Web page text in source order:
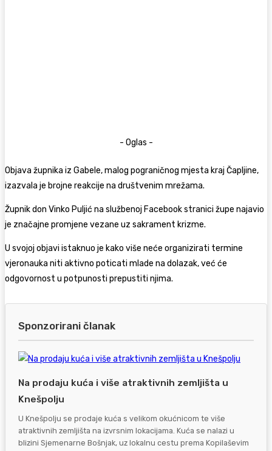
- Oglas -
Objava župnika iz Gabele, malog pograničnog mjesta kraj Čapljine,
izazvala je brojne reakcije na društvenim mrežama.
Župnik don Vinko Puljić na službenoj Facebook stranici župe najavio
je značajne promjene vezane uz sakrament krizme.
U svojoj objavi istaknuo je kako više neće organizirati termine
vjeronauka niti aktivno poticati mlade na dolazak, već će
odgovornost u potpunosti prepustiti njima.
Sponzorirani članak
Na prodaju kuća i više atraktivnih zemljišta u
Knešpolju
U Knešpolju se prodaje kuća s velikom okućnicom te više
atraktivnih zemljišta na izvrsnim lokacijama. Kuća se nalazi u
blizini Sjemenarne Bošnjak, uz lokalnu cestu prema Kopilaševim